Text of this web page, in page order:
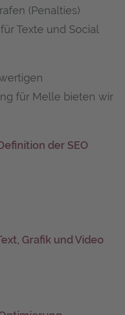
(Penalties)
Texte und Social
für Mel­le bieten wir
der SEO
Grafik und Video